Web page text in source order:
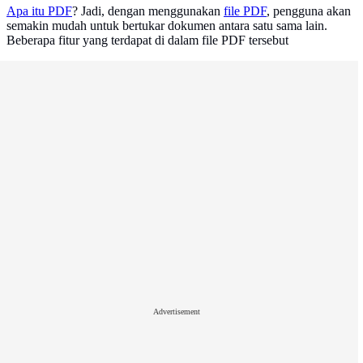
Apa itu PDF? Jadi, dengan menggunakan file PDF, pengguna akan
semakin mudah untuk bertukar dokumen antara satu sama lain.
Beberapa fitur yang terdapat di dalam file PDF tersebut
Advertisement